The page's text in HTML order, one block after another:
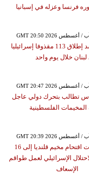
فرنسا وعزله في إسبانيا
اليونيفيل ترصد إطلاق 113 مقذوفا إسرائيليا
خلال يوم واحد
تطالب بتحرك دولي عاجل
المخيمات الفلسطينية
ارتفاع إصابات اقتحام مخيم قلنديا إلى 16
الإسرائيلي لعمل طواقم
الإسعاف